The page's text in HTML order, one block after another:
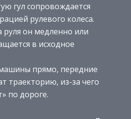
гул сопровождается
рулевого колеса.
руля он медленно или
в исходное
прямо, передние
траекторию, из-за чего
по дороге.